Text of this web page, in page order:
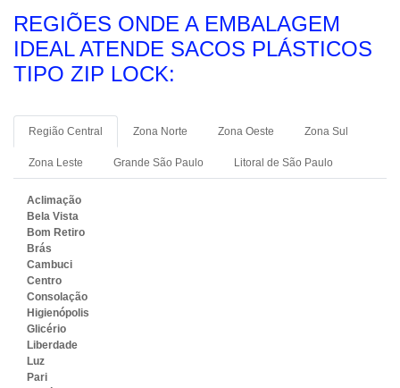
REGIÕES ONDE A EMBALAGEM
IDEAL ATENDE SACOS PLÁSTICOS
TIPO ZIP LOCK:
Região Central Zona Norte Zona Oeste Zona Sul
Zona Leste Grande São Paulo Litoral de São Paulo
Aclimação
Bela Vista
Bom Retiro
Brás
Cambuci
Centro
Consolação
Higienópolis
Glicério
Liberdade
Luz
Pari